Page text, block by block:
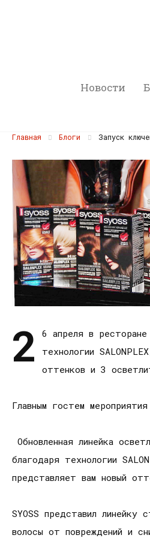
Новости
Главная Блоги Запуск
2
6 апреля в
технологии
оттенков и 3
Главным гостем
Обновленная линейка
благодаря технологии
представляет вам новый
SYOSS представил линейку
волосы от повреждений и